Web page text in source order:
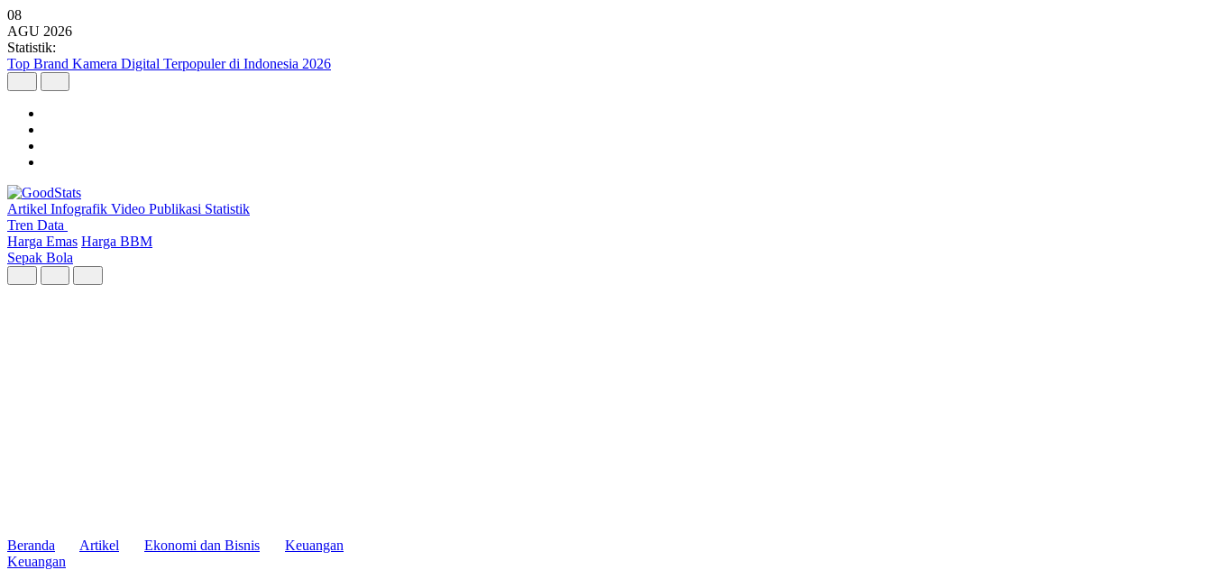
08
AGU 2026
Statistik:
Top Brand Kamera Digital Terpopuler di Indonesia 2026
Artikel Infografik Video Publikasi Statistik
Tren Data
Harga Emas Harga BBM
Sepak Bola
Beranda Artikel Ekonomi dan Bisnis
Keuangan
Keuangan